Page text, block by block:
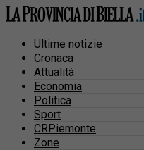
Ultime notizie
Cronaca
Attualità
Economia
Politica
Sport
CRPiemonte
Zone